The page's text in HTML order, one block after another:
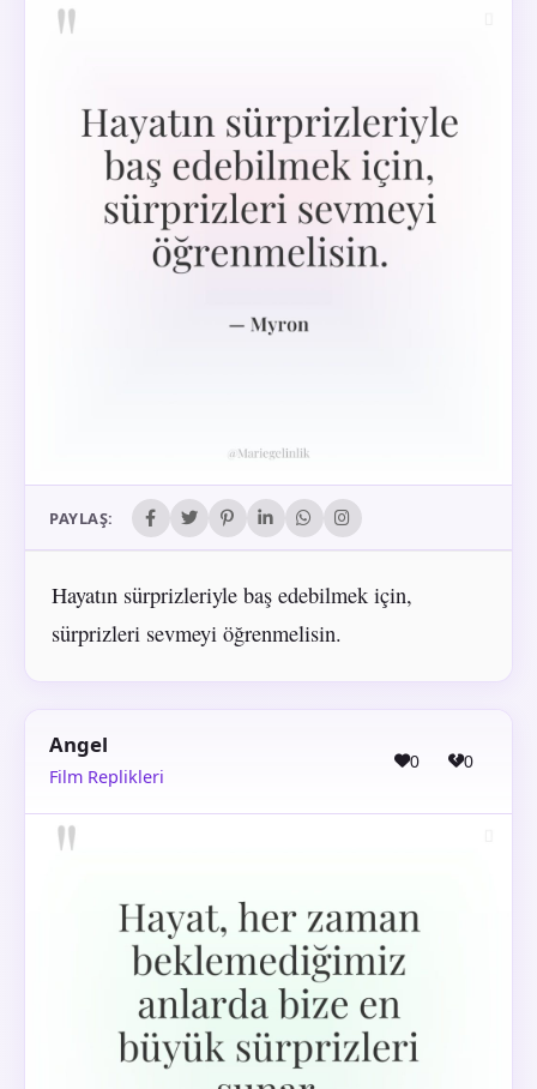
PAYLAŞ:
Hayatın sürprizleriyle baş edebilmek için,
sürprizleri sevmeyi öğrenmelisin.
Angel
Film Replikleri
0 0